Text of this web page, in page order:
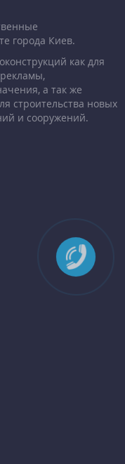
города Киев.
как для
а так же
строительства новых
и сооружений.